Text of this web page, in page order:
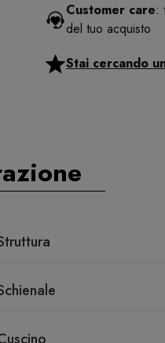
Customer care:
del tuo acquisto
Stai cercando